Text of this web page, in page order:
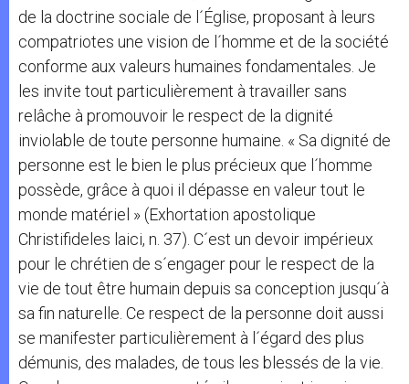
de la doctrine sociale de l´Église, proposant à leurs
compatriotes une vision de l´homme et de la société
conforme aux valeurs humaines fondamentales. Je
les invite tout particulièrement à travailler sans
relâche à promouvoir le respect de la dignité
inviolable de toute personne humaine. « Sa dignité de
personne est le bien le plus précieux que l´homme
possède, grâce à quoi il dépasse en valeur tout le
monde matériel » (Exhortation apostolique
Christifideles laici, n. 37). C´est un devoir impérieux
pour le chrétien de s´engager pour le respect de la
vie de tout être humain depuis sa conception jusqu´à
sa fin naturelle. Ce respect de la personne doit aussi
se manifester particulièrement à l´égard des plus
démunis, des malades, de tous les blessés de la vie.